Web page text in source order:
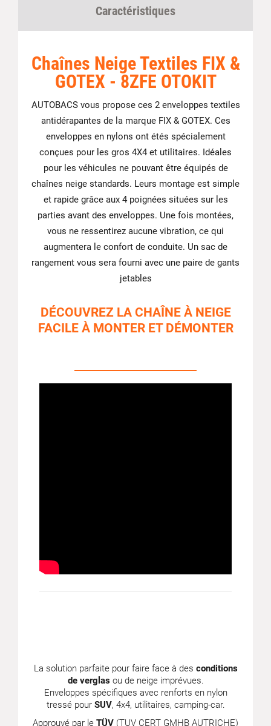
Caractéristiques
Chaînes Neige Textiles FIX &
GOTEX - 8ZFE OTOKIT
AUTOBACS vous propose ces 2 enveloppes textiles
antidérapantes de la marque FIX & GOTEX. Ces
enveloppes en nylons ont étés spécialement
conçues pour les gros 4X4 et utilitaires. Idéales
pour les véhicules ne pouvant être équipés de
chaînes neige standards. Leurs montage est simple
et rapide grâce aux 4 poignées situées sur les
parties avant des enveloppes. Une fois montées,
vous ne ressentirez aucune vibration, ce qui
augmentera le confort de conduite. Un sac de
rangement vous sera fourni avec une paire de gants
jetables
DÉCOUVREZ LA CHAÎNE À NEIGE
FACILE À MONTER ET DÉMONTER
La solution parfaite pour faire face à des conditions
de verglasou de neige imprévues.
Enveloppes spécifiques avec renforts en nylon
tressé pour SUV, 4x4, utilitaires, camping-car.
Approuvé par le TÜV (TUV CERT GMHB AUTRICHE)